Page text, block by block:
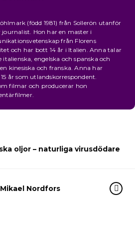
(född 1981) från Sollerön utanför
journalist. Hon har en master i
från Florens
och har bott 14 år i Italien. Anna talar
italienska, engelska och spanska och
kinesiska och franska. Anna har
år som utlandskorrespondent.
filmar och producerar hon
oljor – naturliga virusdödare
Nordfors